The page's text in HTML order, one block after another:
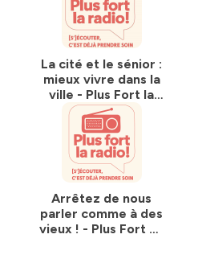
La cité et le sénior :
mieux vivre dans la
ville - Plus Fort la
Radio - emission 10
Arrêtez de nous
parler comme à des
vieux ! - Plus Fort La